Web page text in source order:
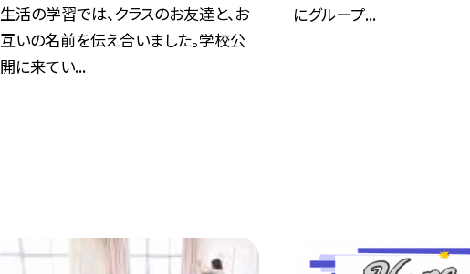
生活の学習では、クラスのお友達と、お
互いの名前を伝え合いました。学校公
開に来てい...
にグループ...